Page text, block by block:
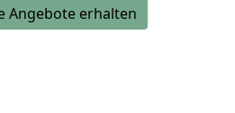
Angebote erhalten